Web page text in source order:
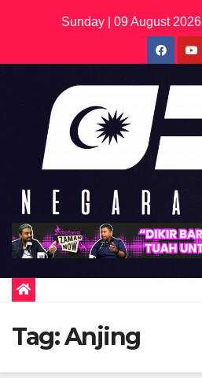
Sunday | 09 August 2026
Tag:Anjing